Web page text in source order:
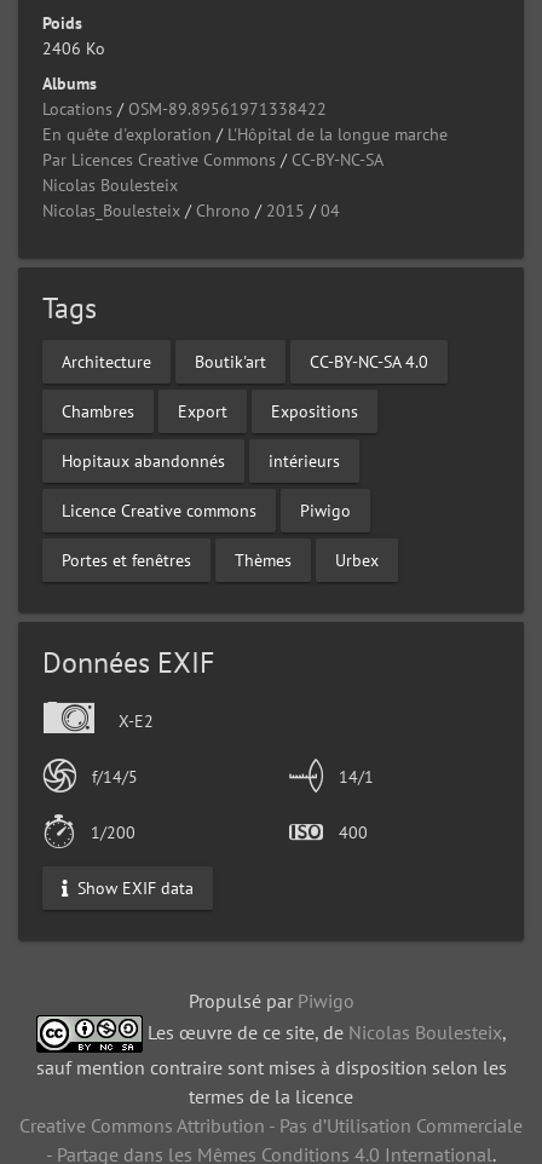
Poids
2406 Ko
Albums
Locations / OSM-89.89561971338422
En quête d'exploration / L'Hôpital de la longue marche
Par Licences Creative Commons / CC-BY-NC-SA
Nicolas Boulesteix
Nicolas_Boulesteix / Chrono / 2015 /04
Tags
Architecture Boutik'art CC-BY-NC-SA 4.0
Chambres Export Expositions
Hopitaux abandonnés intérieurs
Licence Creative commons Piwigo
Portes et fenêtres Thèmes Urbex
Données EXIF
X-E2
f/14/5 14/1
1/200 400
Show EXIF data
Propulsé par Piwigo
Les œuvre de ce site, de Nicolas Boulesteix,
sauf mention contraire sont mises à disposition selon les
termes de la licence
Creative Commons Attribution - Pas d’Utilisation Commerciale
- Partage dans les Mêmes Conditions 4.0 International.